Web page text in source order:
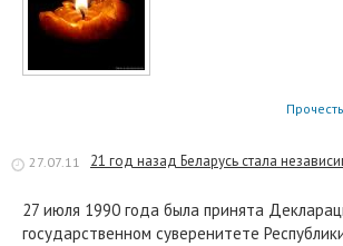
Прочесть
27.07.11 21 год назад Беларусь стала
27 июля 1990 года была принята
государственном суверенитете